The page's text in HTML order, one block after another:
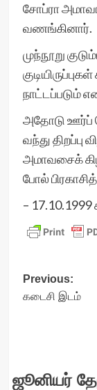
சோப்ரா
வணங்கினார்.
முந்நூறு
நாட்டப்படும்
அதோடு ஊர்ப்
வந்து
அமாவசைக்
போல்
– 17.10.1999
Post
Previous:
கடைசி இடம்
ஜூனியர்